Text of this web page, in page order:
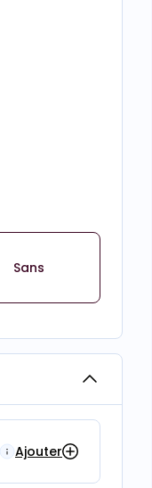
Sans
Ajouter